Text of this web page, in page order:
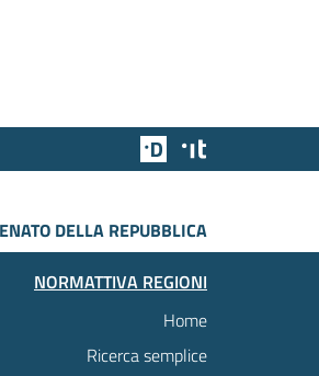
Team Digitale
DELLA REPUBBLICA
NORMATTIVA REGIONI
Home
Ricerca semplice